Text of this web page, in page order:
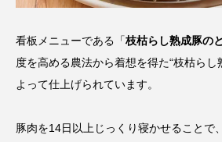
看板メニューである「枝枯らし熟成豚の
度を高める農法から着想を得た“枝枯らし
よって仕上げられています。
豚肉を14日以上じっくり寝かせることで